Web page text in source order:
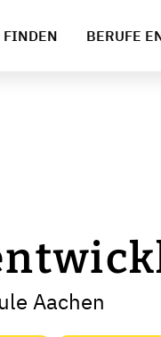
FINDEN BERUFE
Aachen